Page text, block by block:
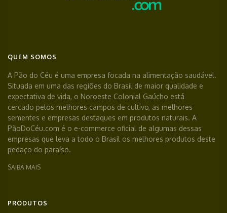
QUEM SOMOS
A Pão do Céu é uma empresa focada na alimentação saudável.
Situada em uma das regiões do Brasil de maior qualidade e
expectativa de vida, o Noroeste Colonial Gaúcho está
cercado pelos melhores campos de cultivo, as melhores
sementes e empresas destaques em produtos naturais. A
PãoDoCéu.com é o e-commerce oficial de algumas dessas
empresas que leva a todo o Brasil os melhores produtos deste
pedaço do paraíso.
SAIBA MAIS
PRODUTOS